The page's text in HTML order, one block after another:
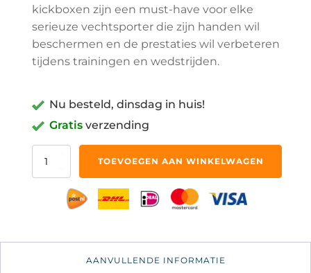
kickboxen zijn een must-have voor elke
serieuze vechtsporter die zijn handen wil
beschermen en de prestaties wil verbeteren
tijdens trainingen en wedstrijden.
Nu besteld, dinsdag in huis!
Gratis verzending
Binnenhandschoenen
Kickboxen
TOEVOEGEN AAN WINKELWAGEN
AANVULLENDE INFORMATIE